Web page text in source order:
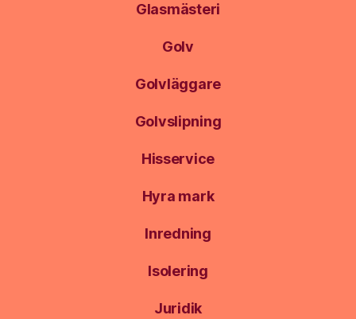
Glasmästeri
Golv
Golvläggare
Golvslipning
Hisservice
Hyra mark
Inredning
Isolering
Juridik